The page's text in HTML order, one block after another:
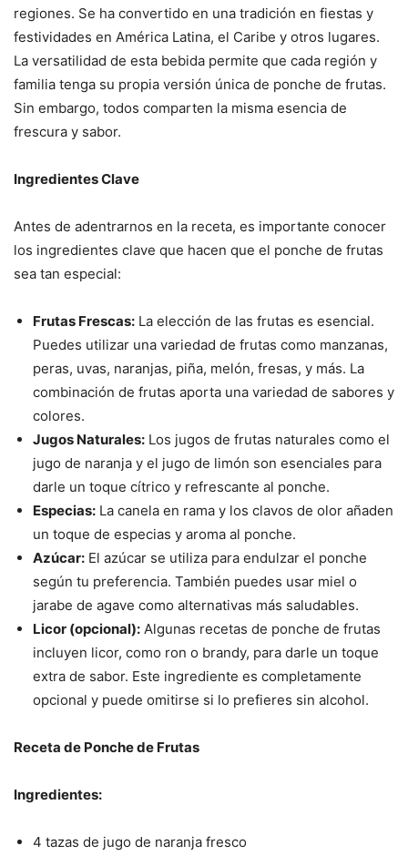
regiones. Se ha convertido en una tradición en fiestas y
festividades en América Latina, el Caribe y otros lugares.
La versatilidad de esta bebida permite que cada región y
familia tenga su propia versión única de ponche de frutas.
Sin embargo, todos comparten la misma esencia de
frescura y sabor.
Ingredientes Clave
Antes de adentrarnos en la receta, es importante conocer
los ingredientes clave que hacen que el ponche de frutas
sea tan especial:
Frutas Frescas: La elección de las frutas es esencial.
Puedes utilizar una variedad de frutas como manzanas,
peras, uvas, naranjas, piña, melón, fresas, y más. La
combinación de frutas aporta una variedad de sabores y
colores.
Jugos Naturales: Los jugos de frutas naturales como el
jugo de naranja y el jugo de limón son esenciales para
darle un toque cítrico y refrescante al ponche.
Especias: La canela en rama y los clavos de olor añaden
un toque de especias y aroma al ponche.
Azúcar: El azúcar se utiliza para endulzar el ponche
según tu preferencia. También puedes usar miel o
jarabe de agave como alternativas más saludables.
Licor (opcional): Algunas recetas de ponche de frutas
incluyen licor, como ron o brandy, para darle un toque
extra de sabor. Este ingrediente es completamente
opcional y puede omitirse si lo prefieres sin alcohol.
Receta de Ponche de Frutas
Ingredientes:
4 tazas de jugo de naranja fresco